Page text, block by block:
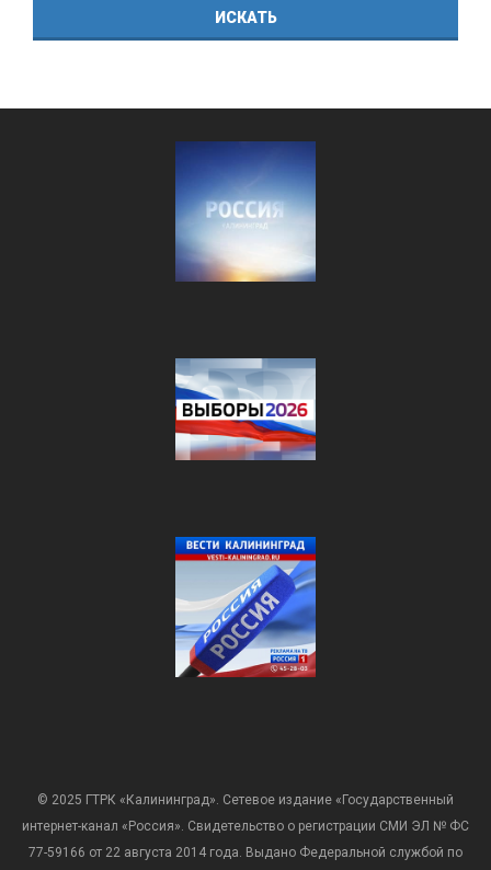
© 2025 ГТРК «Калининград». Сетевое издание «Государственный
интернет-канал «Россия». Свидетельство о регистрации СМИ ЭЛ № ФС
77-59166 от 22 августа 2014 года. Выдано Федеральной службой по